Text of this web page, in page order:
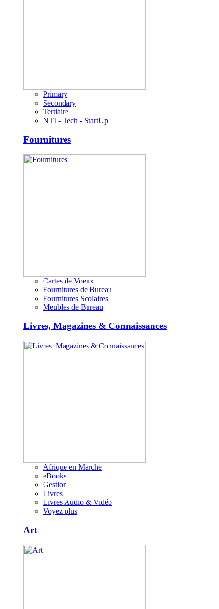
Primary
Secondary
Tertiaire
NTI - Tech - StartUp
Fournitures
Cartes de Voeux
Fournitures de Bureau
Fournitures Scolaires
Meubles de Bureau
Livres, Magazines & Connaissances
Afrique en Marche
eBooks
Gestion
Livres
Livres Audio & Vidéo
Voyez plus
Art